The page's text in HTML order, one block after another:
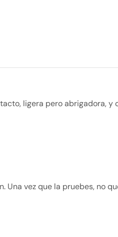
tacto, ligera pero abrigadora,
vez que la pruebes, no